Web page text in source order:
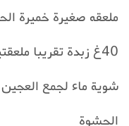
ملعقه صغيرة خميرة
40غ زبدة تقريبا ملعقتين كبيرتين
شوية ماء لجمع العجين
الحشوة